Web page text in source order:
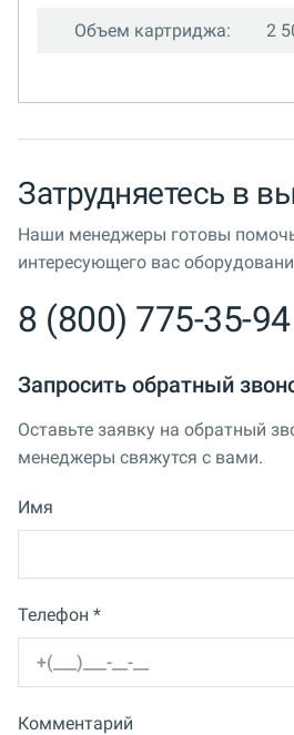
Объем картриджа: 2
Затрудняетесь в
Наши менеджеры готовы
интересующего вас
8 (800) 775-35-94
Запросить обратный
Оставьте заявку на обратный
менеджеры свяжутся с вами.
Имя
Телефон *
Комментарий